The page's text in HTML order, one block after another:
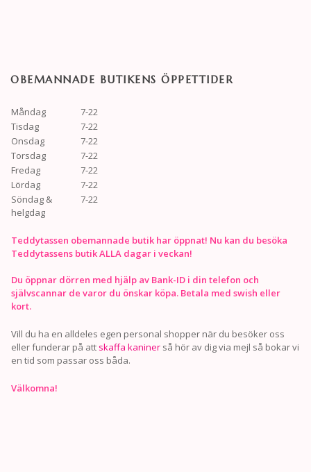
OBEMANNADE BUTIKENS ÖPPETTIDER
Måndag
7-22
Tisdag
7-22
Onsdag
7-22
Torsdag
7-22
Fredag
7-22
Lördag
7-22
Söndag &
helgdag
7-22
Teddytassen obemannade butik har öppnat! Nu kan du besöka
Teddytassens butik ALLA dagar i veckan!
Du öppnar dörren med hjälp av Bank-ID i din telefon och
självscannar de varor du önskar köpa. Betala med swish eller
kort.
Vill du ha en alldeles egen personal shopper när du besöker oss
eller funderar på att skaffa kaniner så hör av dig via mejl så bokar vi
en tid som passar oss båda.
Välkomna!